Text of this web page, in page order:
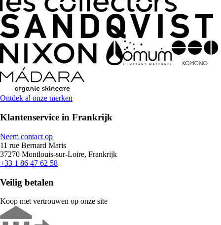
Ontdek al onze merken
Klantenservice in Frankrijk
Neem contact op
11 rue Bernard Maris
37270 Montlouis-sur-Loire, Frankrijk
+33 1 86 47 62 58
Veilig betalen
Koop met vertrouwen op onze site